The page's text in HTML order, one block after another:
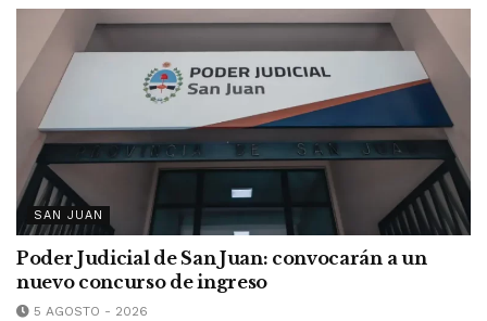
SAN JUAN
Poder Judicial de San Juan: convocarán a un
nuevo concurso de ingreso
5 AGOSTO - 2026